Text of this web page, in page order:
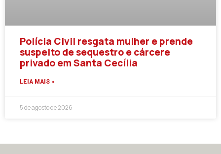
Polícia Civil resgata mulher e prende
suspeito de sequestro e cárcere
privado em Santa Cecília
LEIA MAIS »
5 de agosto de 2026